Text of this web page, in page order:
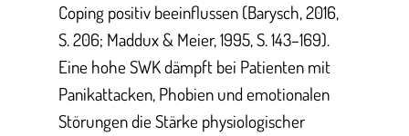
Coping positiv beeinflussen (Barysch, 2016,
S. 206; Maddux & Meier, 1995, S. 143–169).
Eine hohe SWK dämpft bei Patienten mit
Panikattacken, Phobien und emotionalen
Störungen die Stärke physiologischer